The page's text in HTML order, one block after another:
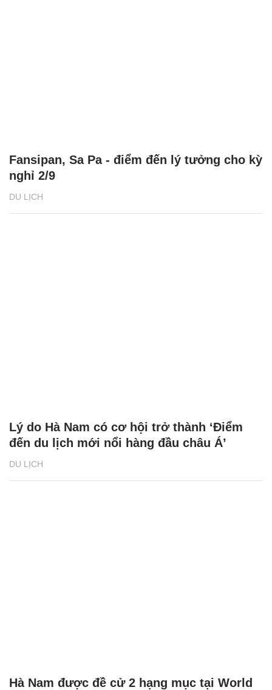
DU LỊCH
Fansipan, Sa Pa - điểm đến lý tưởng cho kỳ
nghỉ 2/9
DU LỊCH
Lý do Hà Nam có cơ hội trở thành ‘Điểm
đến du lịch mới nổi hàng đầu châu Á’
Hà Nam được đề cử 2 hạng mục tại World